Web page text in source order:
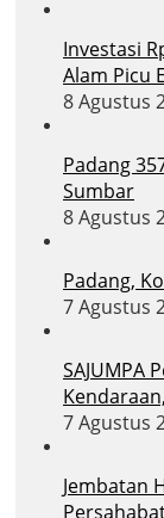
Investasi
Alam Picu
8 Agustus
Padang
Sumbar
8 Agustus
Padang,
7 Agustus
SAJUMPA
7 Agustus
Jembatan